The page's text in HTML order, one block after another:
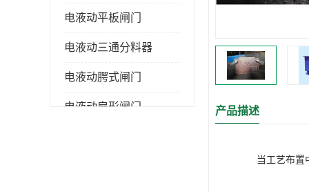
电液动平板闸门
电液动三通分料器
电液动腭式闸门
电液动扇形闸门 产品描述
当工艺布置